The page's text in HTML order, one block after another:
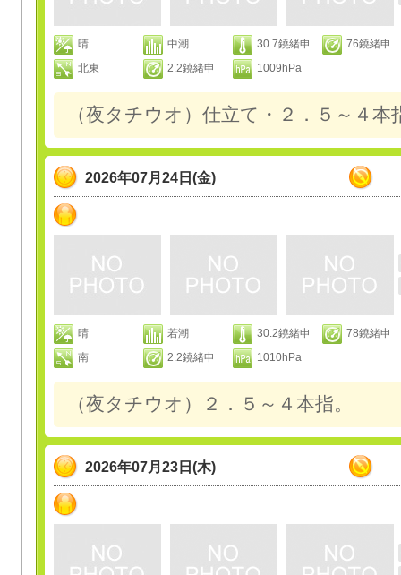
晴 中潮 30.7鐃緒申
76鐃緒申
北東
2.2鐃緒申 1009hPa
（夜タチウオ）仕立て・２．５～４本
2026年07月24日(金)
晴 若潮 30.2鐃緒申
78鐃緒申
南
2.2鐃緒申 1010hPa
（夜タチウオ）２．５～４本指。
2026年07月23日(木)